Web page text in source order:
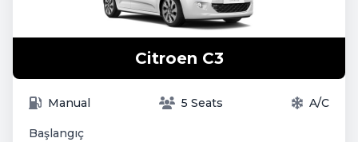
Citroen C3
Manual 5 Seats A/C
Başlangıç